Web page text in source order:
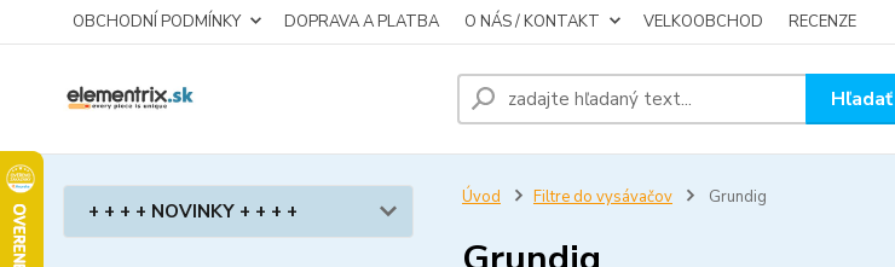
OBCHODNÍ PODMÍNKY DOPRAVA A PLATBA O NÁS / KONTAKT VELKOOBCHOD RECENZE
Hľadať
+ + + + NOVINKY + + + +
Úvod Filtre do vysávačov Grundig